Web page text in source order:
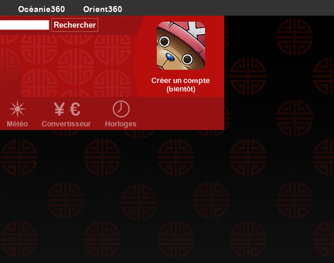
Océanie360 Orient360
Créer un compte
(bientôt)
Météo Convertisseur Horloges